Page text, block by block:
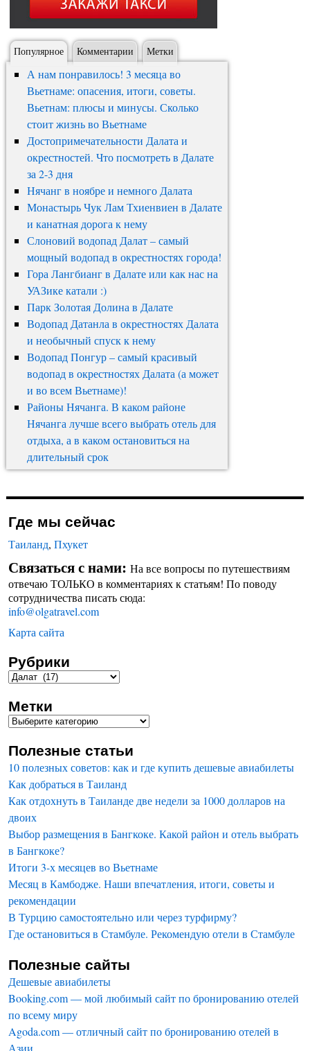
Популярное Комментарии Метки
А нам понравилось! 3 месяца во
Вьетнаме: опасения, итоги, советы.
Вьетнам: плюсы и минусы. Сколько
стоит жизнь во Вьетнаме
Достопримечательности Далата и
окрестностей. Что посмотреть в Далате
за 2-3 дня
Нячанг в ноябре и немного Далата
Монастырь Чук Лам Тхиенвиен в Далате
и канатная дорога к нему
Слоновий водопад Далат – самый
мощный водопад в окрестностях города!
Гора Лангбианг в Далате или как нас на
УАЗике катали :)
Парк Золотая Долина в Далате
Водопад Датанла в окрестностях Далата
и необычный спуск к нему
Водопад Понгур – самый красивый
водопад в окрестностях Далата (а может
и во всем Вьетнаме)!
Районы Нячанга. В каком районе
Нячанга лучше всего выбрать отель для
отдыха, а в каком остановиться на
длительный срок
Где мы сейчас
Таиланд, Пхукет
Связаться с нами: На все вопросы по путешествиям
отвечаю ТОЛЬКО в комментариях к статьям! По поводу
сотрудничества писать сюда:
info@olgatravel.com
Карта сайта
Рубрики
Метки
Полезные статьи
10 полезных советов: как и где купить дешевые авиабилеты
Как добраться в Таиланд
Как отдохнуть в Таиланде две недели за 1000 долларов на
двоих
Выбор размещения в Бангкоке. Какой район и отель выбрать
в Бангкоке?
Итоги 3-х месяцев во Вьетнаме
Месяц в Камбодже. Наши впечатления, итоги, советы и
рекомендации
В Турцию самостоятельно или через турфирму?
Где остановиться в Стамбуле. Рекомендую отели в Стамбуле
Полезные сайты
Дешевые авиабилеты
Booking.com — мой любимый сайт по бронированию отелей
по всему миру
Agoda.com — отличный сайт по бронированию отелей в
Азии